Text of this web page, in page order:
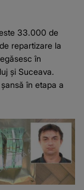
33.000 de
repartizare la
în
și Suceava.
în etapa a